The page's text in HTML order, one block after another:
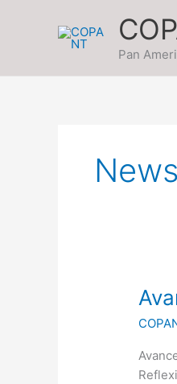
Pan
News
en
la